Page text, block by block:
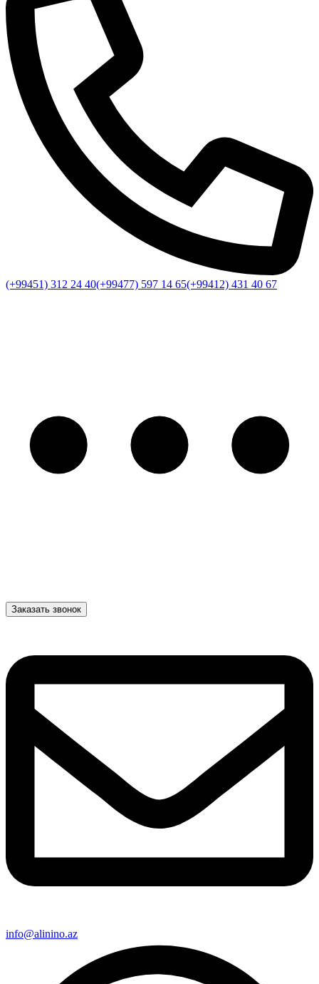
(+99451) 312 24 40(+99477) 597 14 65(+99412) 431 40 67
Заказать звонок
info@alinino.az